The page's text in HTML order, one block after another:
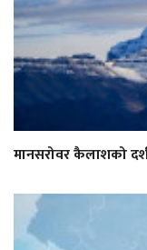
मानसरोवर कैलाशको